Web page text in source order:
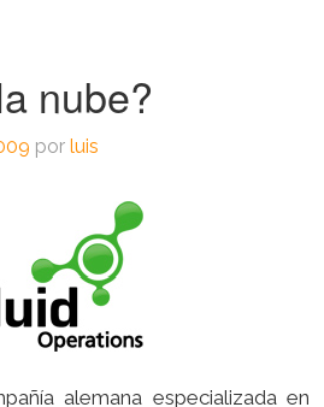
nube?
por luis
alemana especializada en